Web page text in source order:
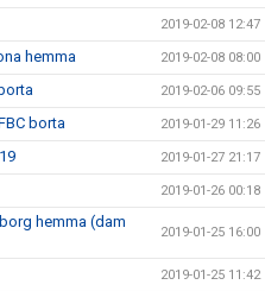
2019-02-08 12:47
hemma 2019-02-08 08:00
2019-02-06 09:55
borta 2019-01-29 11:26
2019-01-27 21:17
2019-01-26 00:18
hemma (dam
2019-01-25 16:00
2019-01-25 11:42